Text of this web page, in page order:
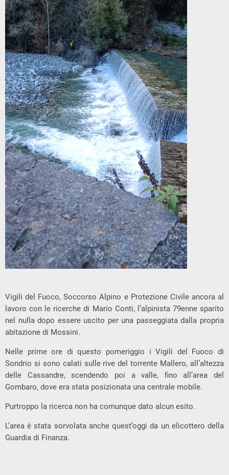
Vigili del Fuoco, Soccorso Alpino e Protezione Civile ancora al
lavoro con le ricerche di Mario Conti, l’alpinista 79enne sparito
nel nulla dopo essere uscito per una passeggiata dalla propria
abitazione di Mossini.
Nelle prime ore di questo pomeriggio i Vigili del Fuoco di
Sondrio si sono calati sulle rive del torrente Mallero, all’altezza
delle Cassandre, scendendo poi a valle, fino all’area del
Gombaro, dove era stata posizionata una centrale mobile.
Purtroppo la ricerca non ha comunque dato alcun esito.
L’area è stata sorvolata anche quest’oggi da un elicottero della
Guardia di Finanza.